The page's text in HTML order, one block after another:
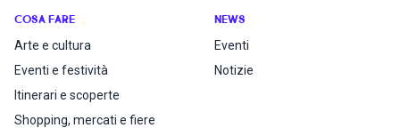
COSA FARE
Arte e cultura
Eventi e festività
Itinerari e scoperte
Shopping, mercati e fiere
NEWS
Eventi
Notizie